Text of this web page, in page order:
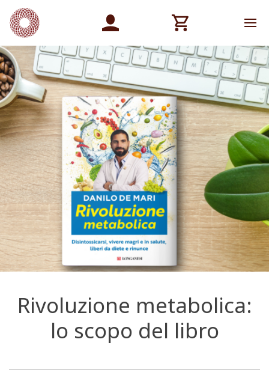
Rivoluzione metabolica:
lo scopo del libro